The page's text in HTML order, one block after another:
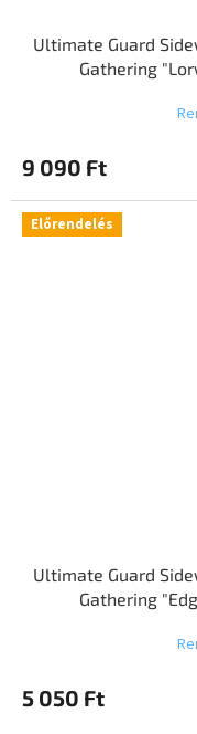
Ultimate Guard
Gathering
9 090 Ft
Előrendelés
Ultimate Guard
Gathering
5 050 Ft